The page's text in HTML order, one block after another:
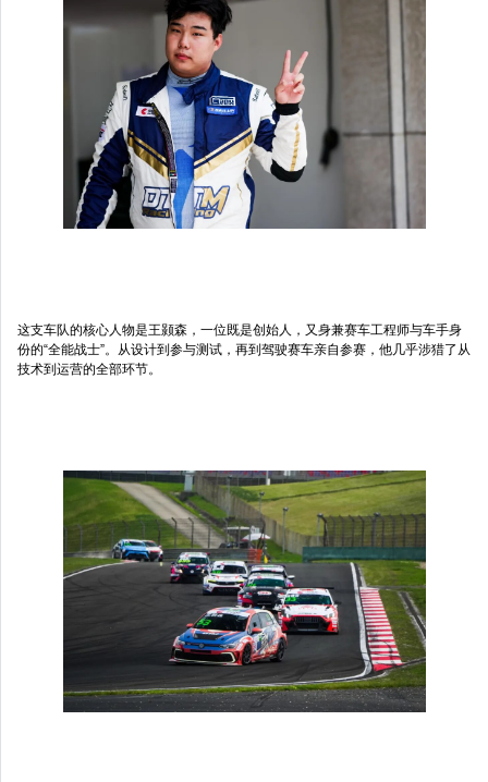
这支车队的核心人物是王颢森，一位既是创始人，又身兼赛车工程师与车手身
份的“全能战士”。从设计到参与测试，再到驾驶赛车亲自参赛，他几乎涉猎了从
技术到运营的全部环节。